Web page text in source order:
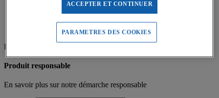
Equipement multisport
EPI, Hygiène & Aménagement
Gestion des déchets
Filtrez par
Produit responsable
En savoir plus sur notre démarche responsable
ACCEPTER ET CONTINUER
PARAMETRES DES COOKIES